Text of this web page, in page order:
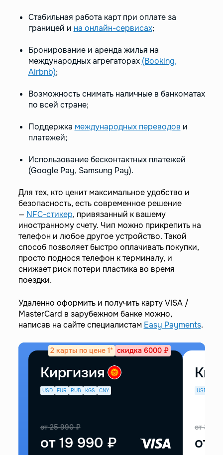
Стабильная работа карт при оплате за
границей и на онлайн-сервисах;
Бронирование и аренда жилья на
международных агрегаторах (Booking,
Airbnb);
Возможность снимать наличные в банкоматах
по всей стране;
Поддержка международных переводов и
платежей;
Использование бесконтактных платежей
(Google Pay, Samsung Pay).
Для тех, кто ценит максимальное удобство и
безопасность, есть современное решение
— NFC-стикер, привязанный к вашему
иностранному счету. Чип можно прикрепить на
телефон и любое другое устройство. Такой
способ позволяет быстро оплачивать покупки,
просто поднося телефон к терминалу, и
снижает риск потери пластика во время
поездки.
Удаленно оформить и получить карту VISA /
MasterCard в зарубежном банке можно,
написав на сайте специалистам Easy Payments.
2 карты по цене 1* скидка 6000 ₽
Киргизия
USD EUR RUB KGS CNY
от25 990₽
от19 990 ₽
USD
от33
от